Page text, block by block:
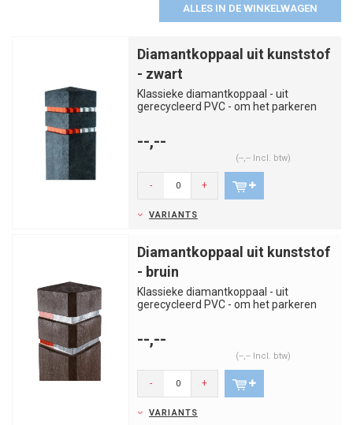
ALLES IN DE WINKELWAGEN
Diamantkoppaal uit kunststof
- zwart
Klassieke diamantkoppaal - uit
gerecycleerd PVC - om het parkeren
--,--
(--,-- Incl. btw)
- +
VARIANTS
Diamantkoppaal uit kunststof
- bruin
Klassieke diamantkoppaal - uit
gerecycleerd PVC - om het parkeren
--,--
(--,-- Incl. btw)
- +
VARIANTS